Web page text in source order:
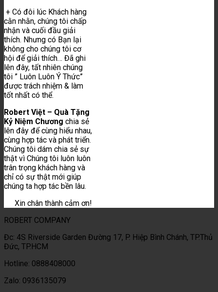
+ Có đôi lúc Khách hàng
cằn nhằn, chúng tôi chấp
nhận và cuối đầu giải
thích. Nhưng có Bạn lại
không cho chúng tôi cơ
hội để giải thích… Đã ghi
lên đây, tất nhiên chúng
tôi ” Luôn Luôn Ý Thức”
được trách nhiệm & làm
tốt nhất có thể.
Robert Việt – Quà Tặng
Kỷ Niệm Chương chia sẻ
lên đây để cùng hiểu nhau,
cùng hợp tác và phát triển.
Chúng tôi dám chia sẻ sự
thật vì Chúng tôi luôn luôn
trân trọng khách hàng và
chỉ có sự thật mới giúp
chúng ta hợp tác bền lâu.
Xin chân thành cảm ơn!
ROBERT COMPANY
Đc: 4S Riverside Garden Đường 17, P. Hiệp Bình Chánh, TP.Thủ
Đức, TP.HCM
Hotline: 0888408000
Zalo: 0936135079